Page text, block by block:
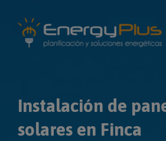
content
Instalación de
solares en Finca